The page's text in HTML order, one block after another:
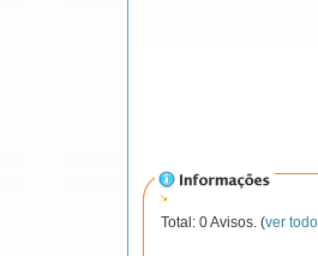
Total: 0 Avisos. (ver